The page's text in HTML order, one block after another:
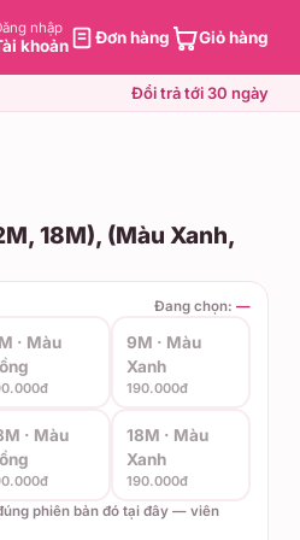
nhập
khoản Đơn hàng Giỏ hàng
Đổi trả tới 30 ngày
18M), (Màu Xanh,
Đang chọn: —
· Màu
9M · Màu
Xanh
190.000đ
· Màu
18M · Màu
Xanh
190.000đ
phiên bản đó tại đây — viên